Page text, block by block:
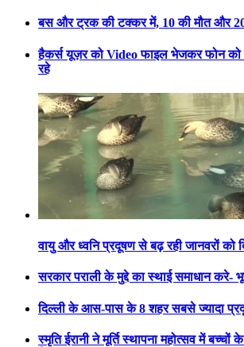
बस और ट्रक की टक्कर में, 10 की मौत और 20
हैकर्स यूज़र को Video फाइल भेजकर फोन को
रहे
वायु और ध्वनि प्रदूषण से बढ़ रही जानवरों को
सरकार पराली के मुद्दे का स्थाई समाधान करे-
दिल्ली के आस-पास के 8 शहर सबसे ज्यादा
स्मृति ईरानी ने मूर्ति स्थापना महोत्सव में